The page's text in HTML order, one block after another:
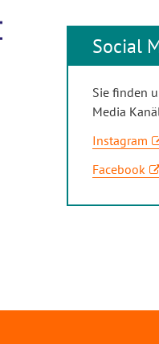
Social
Sie finden
Media
Instagram
Facebook